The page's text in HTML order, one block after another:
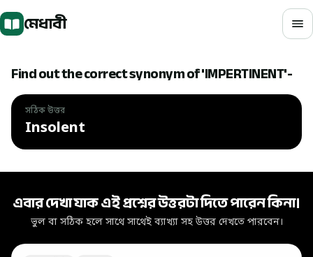
মূল বিষয়বস্তুতে যান
মেধাবী
Find out the correct synonym of 'IMPERTINENT'-
সঠিক উত্তর
Insolent
সঠিক উত্তর: Insolent
এবার দেখা যাক এই প্রশ্নের উত্তরটা দিতে পারেন কিনা।
ভুল বা সঠিক হলে সাথে সাথেই ব্যাখ্যা সহ উত্তর দেখতে পারবেন।